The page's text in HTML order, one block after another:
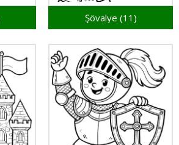
Şövalye (11)